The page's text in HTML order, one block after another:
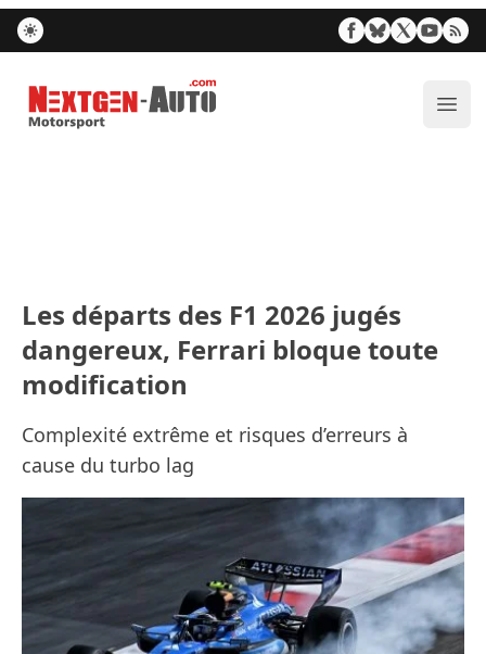
Nextgen-Auto.com
Les départs des F1 2026 jugés
dangereux, Ferrari bloque toute
modification
Complexité extrême et risques d’erreurs à
cause du turbo lag